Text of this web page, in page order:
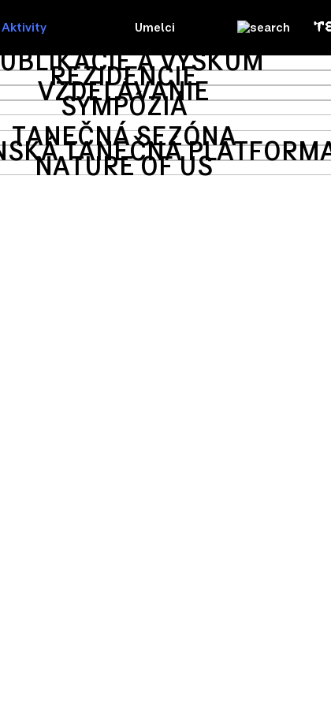
Aktivity Umelci
A VÝSKUM
REZIDENCIE
VZDELÁVANIE
SYMPÓZIÁ
TANEČNÁ SEZÓNA
TANEČNÁ
NATURE OF US